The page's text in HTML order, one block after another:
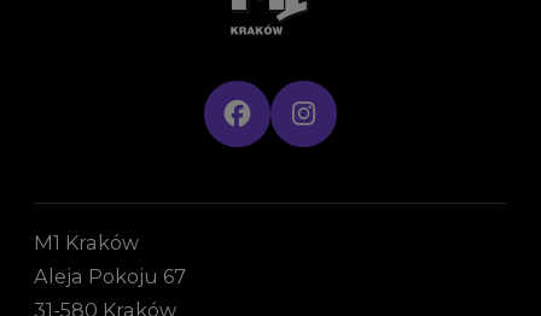
M1 Kraków
Aleja Pokoju 67
31-580 Kraków